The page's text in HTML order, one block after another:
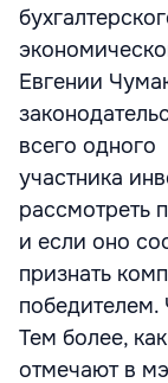
Евгении
всего одного
участника
рассмотреть
и если оно
признать
победителем.
Тем более, как
отмечают в